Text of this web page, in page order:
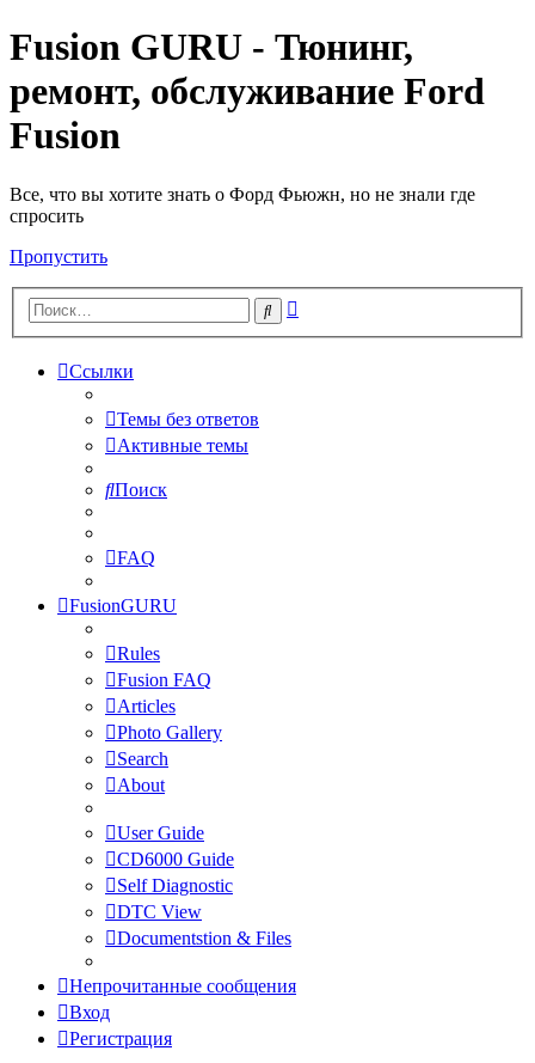
Fusion GURU - Тюнинг,
ремонт, обслуживание Ford
Fusion
Все, что вы хотите знать о Форд Фьюжн, но не знали где
спросить
Пропустить
Поиск
Ссылки
Темы без ответов
Активные темы
Поиск
FAQ
FusionGURU
Rules
Fusion FAQ
Articles
Photo Gallery
Search
About
User Guide
CD6000 Guide
Self Diagnostic
DTC View
Documentstion & Files
Непрочитанные сообщения
Вход
Регистрация